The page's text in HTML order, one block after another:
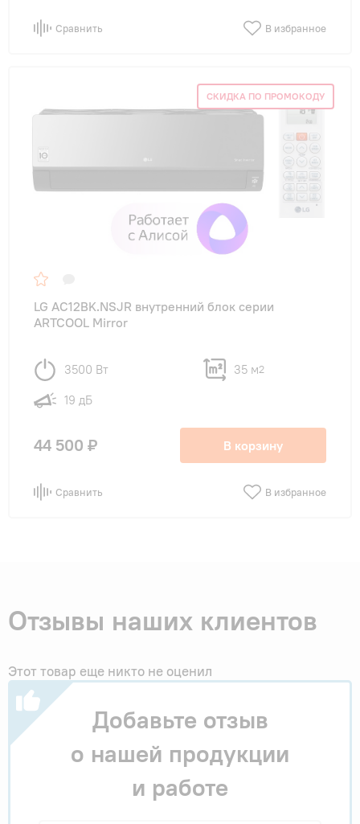
Сравнить В избранное
СКИДКА ПО ПРОМОКОДУ
LG AC12BK.NSJR внутренний блок серии
ARTCOOL Mirror
3500 Вт 35 м2
19 дБ
44 500 ₽ В корзину
Сравнить В избранное
Отзывы наших клиентов
Этот товар еще никто не оценил
Добавьте отзыв
о нашей продукции
и работе